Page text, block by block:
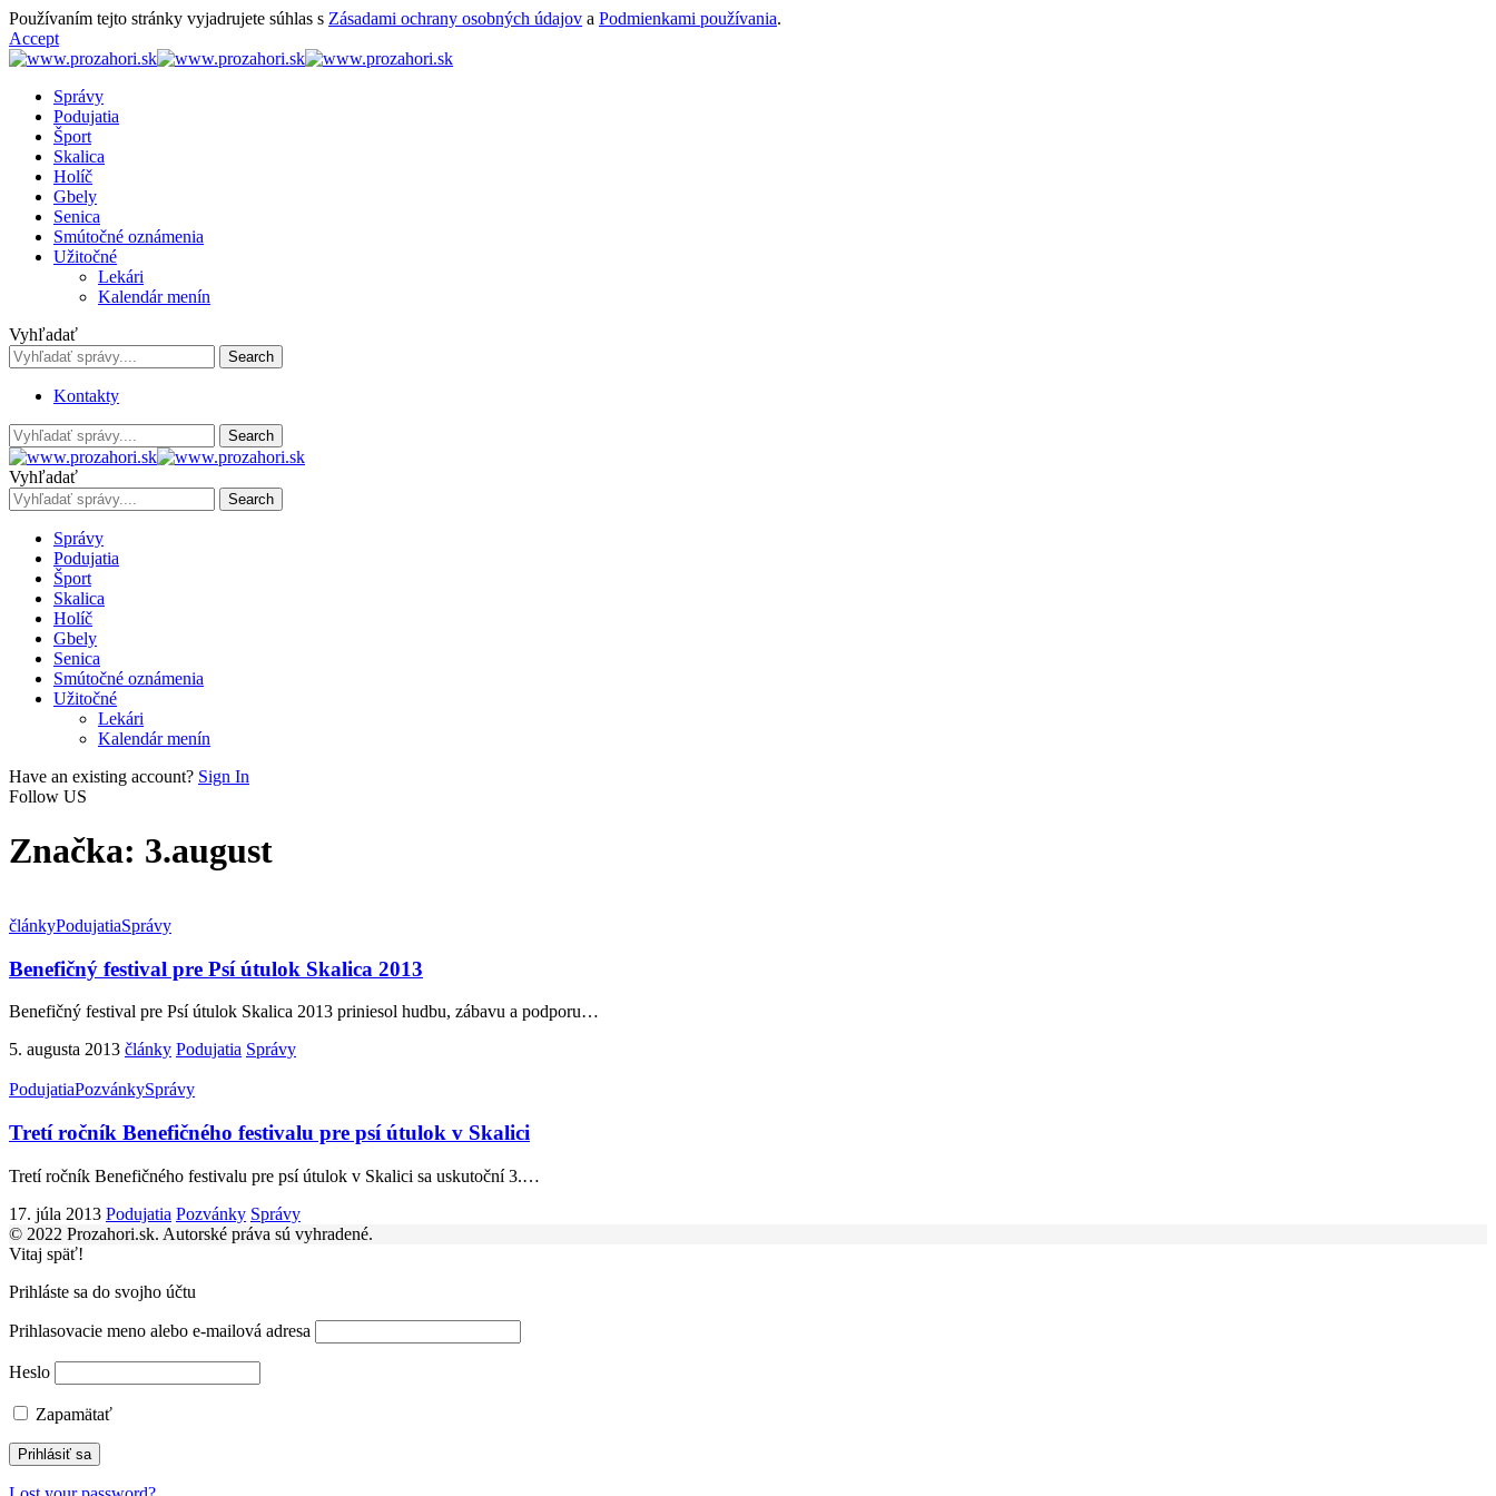
Používaním tejto stránky vyjadrujete súhlas s Zásadami ochrany osobných údajov a Podmienkami používania.
Accept
Správy
Podujatia
Šport
Skalica
Holíč
Gbely
Senica
Smútočné oznámenia
Užitočné
Lekári
Kalendár menín
Vyhľadať
Kontakty
Vyhľadať
Správy
Podujatia
Šport
Skalica
Holíč
Gbely
Senica
Smútočné oznámenia
Užitočné
Lekári
Kalendár menín
Have an existing account? Sign In
Follow US
Značka: 3.august
článkyPodujatiaSprávy
Benefičný festival pre Psí útulok Skalica 2013
Benefičný festival pre Psí útulok Skalica 2013 priniesol hudbu, zábavu a podporu…
5. augusta 2013 články Podujatia Správy
PodujatiaPozvánkySprávy
Tretí ročník Benefičného festivalu pre psí útulok v Skalici
Tretí ročník Benefičného festivalu pre psí útulok v Skalici sa uskutoční 3.…
17. júla 2013 Podujatia Pozvánky Správy
© 2022 Prozahori.sk. Autorské práva sú vyhradené.
Vitaj späť!
Prihláste sa do svojho účtu
Prihlasovacie meno alebo e-mailová adresa
Heslo
Zapamätať